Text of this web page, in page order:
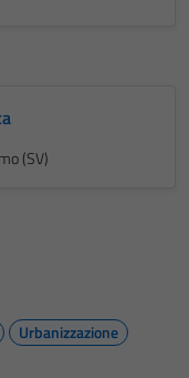
(SV)
Urbanizzazione